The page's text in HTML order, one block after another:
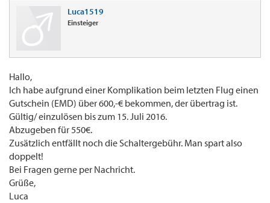
Luca1519
Einsteiger
Hallo,
Ich habe aufgrund einer Komplikation beim letzten Flug einen
Gutschein (EMD) über 600,-€ bekommen, der übertrag ist.
Gültig/ einzulösen bis zum 15. Juli 2016.
Abzugeben für 550€.
Zusätzlich entfällt noch die Schaltergebühr. Man spart also
doppelt!
Bei Fragen gerne per Nachricht.
Grüße,
Luca